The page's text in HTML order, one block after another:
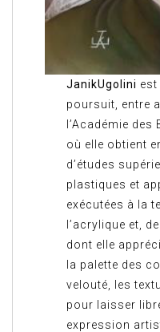
JanikUgolini est
poursuit, entre
l’Académie
où elle obtient
d’études
plastiques et
exécutées à la
l’acrylique et,
dont elle
la palette des
velouté, les
pour laisser
expression